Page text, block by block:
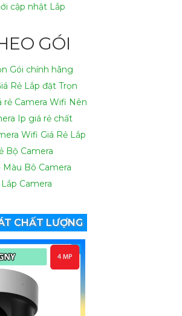
cập nhật Lắp
GÓI
Gói chính hãng
Rẻ Lắp đặt Trọn
rẻ Camera Wifi Nên
Ip giá rẻ chất
Wifi Giá Rẻ Lắp
Bộ Camera
Màu Bô Camera
Lắp Camera
CHẤT LƯỢNG